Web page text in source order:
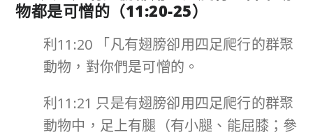
物都是可憎的（11:20-25）
利11:20 「凡有翅膀卻用四足爬行的群聚
動物，對你們是可憎的。
利11:21 只是有翅膀卻用四足爬行的群聚
動物中，足上有腿（有小腿、能屈膝；參